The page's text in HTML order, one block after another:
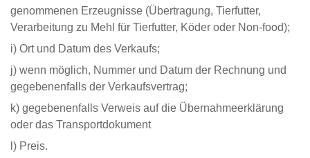
genommenen Erzeugnisse (Übertragung, Tierfutter,
Verarbeitung zu Mehl für Tierfutter, Köder oder Non-food);
i) Ort und Datum des Verkaufs;
j) wenn möglich, Nummer und Datum der Rechnung und
gegebenenfalls der Verkaufsvertrag;
k) gegebenenfalls Verweis auf die Übernahmeerklärung
oder das Transportdokument
l) Preis.